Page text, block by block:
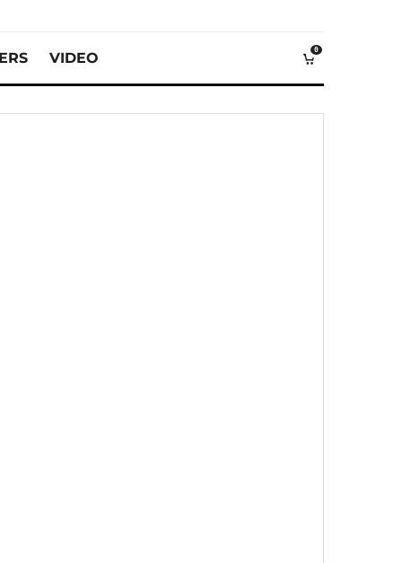
VIDEO 0